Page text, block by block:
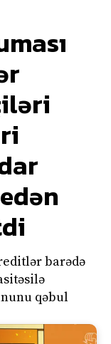
barədə
qəbul